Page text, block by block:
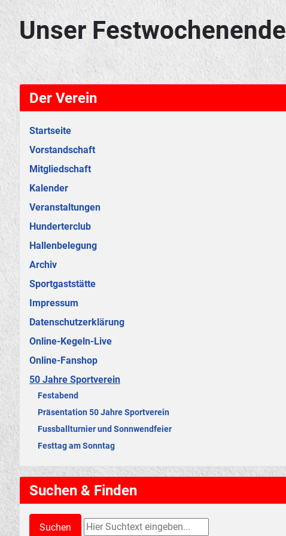
Der Verein
Startseite
Vorstandschaft
Mitgliedschaft
Kalender
Veranstaltungen
Hunderterclub
Hallenbelegung
Archiv
Sportgaststätte
Impressum
Datenschutzerklärung
Online-Kegeln-Live
Online-Fanshop
50 Jahre Sportverein
Festabend
Präsentation 50 Jahre Sportverein
Fussballturnier und Sonnwendfeier
Festtag am Sonntag
Suchen & Finden
Suchen
Suchen & Finden
Unser Festwochenende